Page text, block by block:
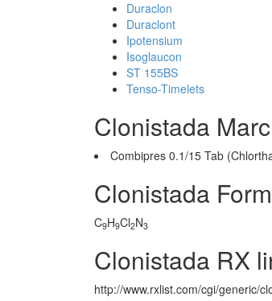
Duraclon
Duraclont
Ipotensium
Isoglaucon
ST 155BS
Tenso-Timelets
Clonistada
Combipres 0.1/15 Tab
Clonistada
C9H9Cl2N3
Clonistada RX
http://www.rxlist.com/cgi/generic/